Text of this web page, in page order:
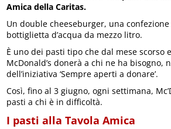
Amica della Caritas.
Un double cheeseburger, una
bottiglietta d’acqua da mezzo litro.
È uno dei pasti tipo che dal mese scorso
McDonald’s donerà a chi ne ha bisogno,
dell’iniziativa ‘Sempre aperti a donare’.
Così, fino al 3 giugno, ogni settimana,
pasti a chi è in difficoltà.
I pasti alla Tavola Amica